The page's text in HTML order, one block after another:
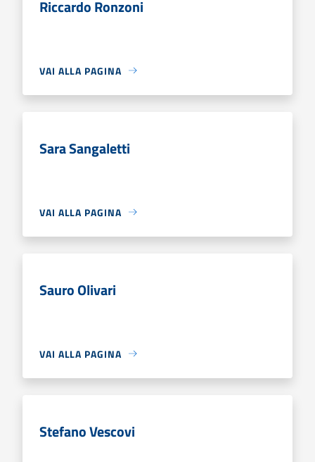
Riccardo Ronzoni
VAI ALLA PAGINA
Sara Sangaletti
VAI ALLA PAGINA
Sauro Olivari
VAI ALLA PAGINA
Stefano Vescovi